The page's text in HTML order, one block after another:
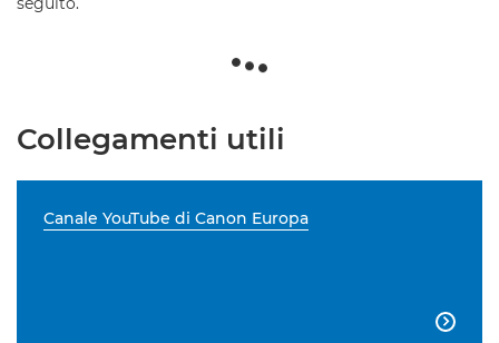
Collegamenti utili
Canale YouTube di Canon Europa
